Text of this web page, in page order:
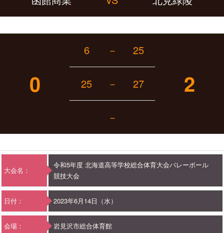
0
6 － 25
2
25 － 27
－
大会名：
令和5年度 北海道高等学校総合体育大会バレーボール
競技大会
日付： 2023年6月14日（水）
会場： 岩見沢市総合体育館